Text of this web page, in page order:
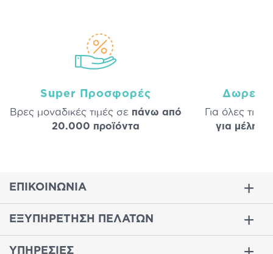
Super Προσφορές
Βρες μοναδικές τιμές σε πάνω από
20.000 προϊόντα
Δωρεάν
Για όλες τις
για μέλη
ΕΠΙΚΟΙΝΩΝΙΑ
ΕΞΥΠΗΡΕΤΗΣΗ ΠΕΛΑΤΩΝ
ΥΠΗΡΕΣΙΕΣ